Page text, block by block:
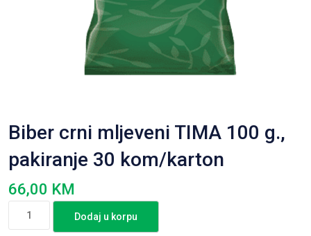
Biber crni mljeveni TIMA 100 g.,
pakiranje 30 kom/karton
66,00 KM
Biber
Dodaj u korpu